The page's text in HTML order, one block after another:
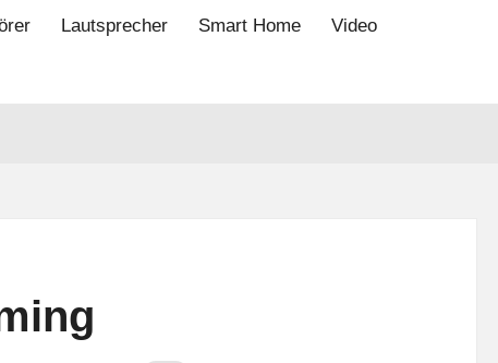
Lautsprecher Smart Home
Video